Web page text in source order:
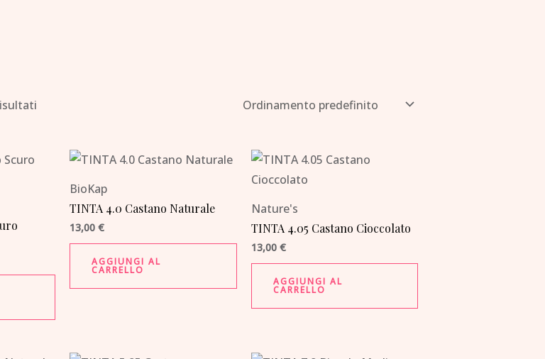
BioKap
TINTA 4.0 Castano Naturale
13,00€
AGGIUNGI AL
CARRELLO
Nature's
TINTA 4.05 Castano Cioccolato
13,00 €
AGGIUNGI AL
CARRELLO